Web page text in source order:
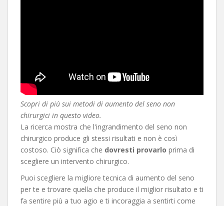
Scopri di più sui metodi di aumento del seno non
chirurgici in questo video.
La ricerca mostra che l'ingrandimento del seno non
chirurgico produce gli stessi risultati e non è così
costoso. Ciò significa che dovresti provarlo prima di
scegliere un intervento chirurgico.
Puoi scegliere la migliore tecnica di aumento del seno
per te e trovare quella che produce il miglior risultato e ti
fa sentire più a tuo agio e ti incoraggia a sentirti come